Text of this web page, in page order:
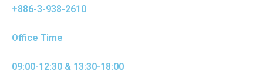
+886-3-938-2610
Office Time
09:00-12:30 & 13:30-18:00